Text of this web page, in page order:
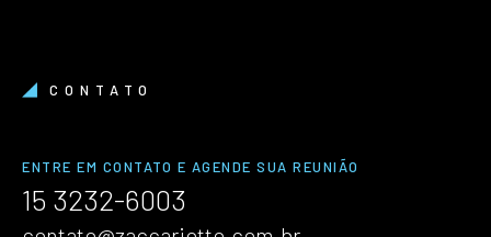
CONTATO
ENTRE EM CONTATO E AGENDE SUA REUNIÃO
15 3232-6003